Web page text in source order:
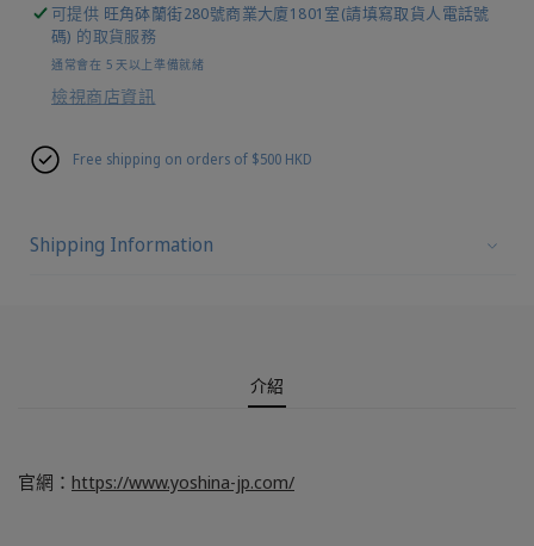
可提供 旺角砵蘭街280號商業大廈1801室(請填寫取貨人電話號
碼) 的取貨服務
通常會在 5 天以上準備就緒
檢視商店資訊
Free shipping on orders of $500 HKD
Shipping Information
介紹
官網： https://www.yoshina-jp.com/